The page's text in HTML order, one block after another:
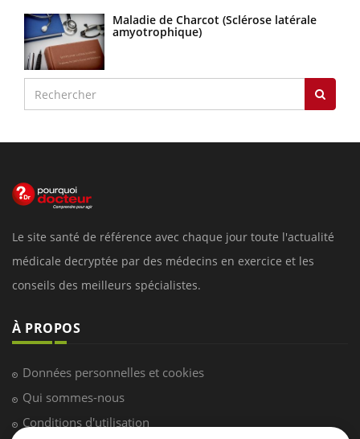
Maladie de Charcot (Sclérose latérale
amyotrophique)
Le site santé de référence avec chaque jour toute l'actualité
médicale decryptée par des médecins en exercice et les
conseils des meilleurs spécialistes.
À PROPOS
Données personnelles et cookies
Qui sommes-nous
Conditions d'utilisation